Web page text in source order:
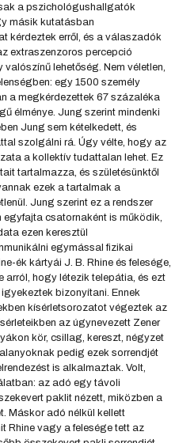
a pszichológushallgatók
másik kutatásban
kérdeztek erről, és a válaszadók
extraszenzoros percepció
lehetőség. Nem véletlen,
egy 1500 személy
a megkérdezettek 67 százaléka
élménye. Jung szerint mindenki
Jung sem kételkedett, és
szolgálni rá. Úgy vélte, hogy az
a kollektív tudattalan lehet. Ez
tartalmazza, és születésünktől
ezek a tartalmak a
Jung szerint ez a rendszer
csatornaként is működik,
ezen keresztül
egymással fizikai
ék kártyái J. B. Rhine és felesége,
hogy létezik telepátia, és ezt
bizonyítani. Ennek
kísérletsorozatot végeztek az
az úgynevezett Zener
kör, csillag, kereszt, négyzet
pedig ezek sorrendjét
is alkalmaztak. Volt,
az adó egy távoli
paklit nézett, miközben a
Máskor adó nélkül kellett
Rhine vagy a felesége tett az